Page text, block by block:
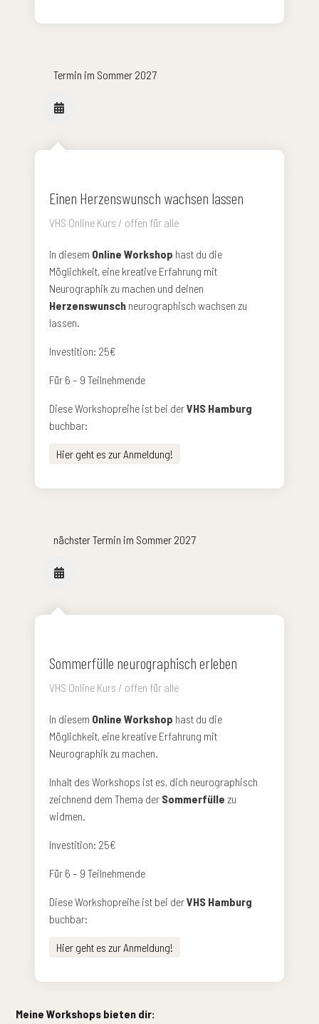
Termin im Sommer 2027
Einen Herzenswunsch wachsen lassen
VHS Online Kurs / offen für alle
In diesem Online Workshop hast du die
Möglichkeit, eine kreative Erfahrung mit
Neurographik zu machen und deinen
Herzenswunschneurographisch wachsen zu
lassen.
Investition: 25€
Für 6 – 9 Teilnehmende
Diese Workshopreihe ist bei derVHS Hamburg
buchbar:
Hier geht es zur Anmeldung!
nächster Termin im Sommer 2027
Sommerfülle neurographisch erleben
VHS Online Kurs / offen für alle
In diesem Online Workshop hast du die
Möglichkeit, eine kreative Erfahrung mit
Neurographik zu machen.
Inhalt des Workshops ist es, dich neurographisch
zeichnend dem Thema der Sommerfülle zu
widmen.
Investition: 25€
Für 6 – 9 Teilnehmende
Diese Workshopreihe ist bei derVHS Hamburg
buchbar:
Hier geht es zur Anmeldung!
Meine Workshops bieten dir: